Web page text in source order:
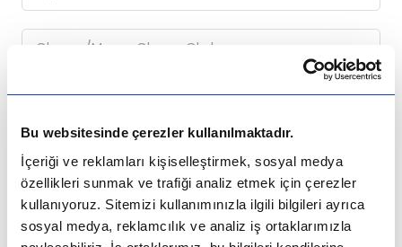
Bu websitesinde çerezler kullanılmaktadır.
İçeriği ve reklamları kişiselleştirmek, sosyal medya
özellikleri sunmak ve trafiği analiz etmek için çerezler
kullanıyoruz. Sitemizi kullanımınızla ilgili bilgileri ayrıca
sosyal medya, reklamcılık ve analiz iş ortaklarımızla
Ülkeler